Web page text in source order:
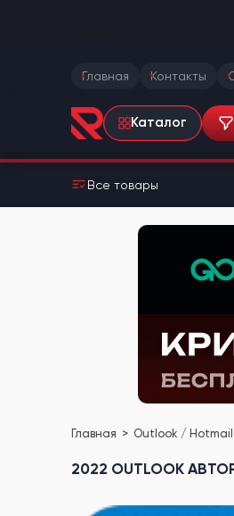
Главная Контакты
Каталог
Все товары
Главная Outlook / Hotmail
2022 OUTLOOK